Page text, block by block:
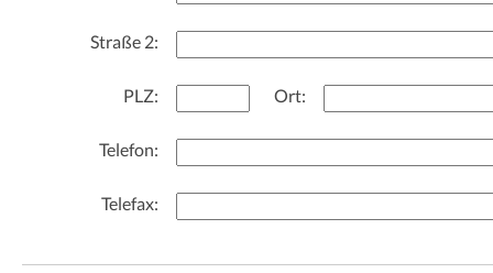
Straße 2:
PLZ: Ort:
Telefon:
Telefax: